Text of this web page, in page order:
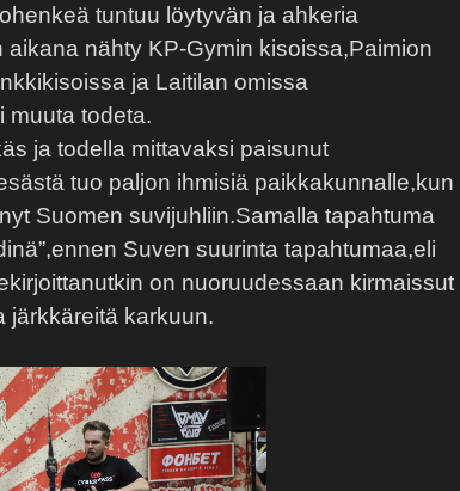
tuntuu löytyvän ja ahkeria
nähty KP-Gymin kisoissa,Paimion
ja Laitilan omissa
muuta todeta.
ja todella mittavaksi paisunut
tuo paljon ihmisiä paikkakunnalle,kun
Suomen suvijuhliin.Samalla tapahtuma
Suven suurinta tapahtumaa,eli
on nuoruudessaan kirmaissut
järkkäreitä karkuun.